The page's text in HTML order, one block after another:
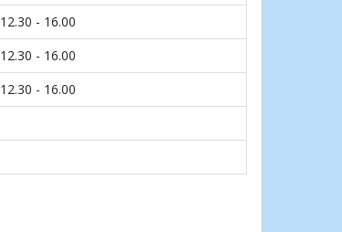
12.30 - 16.00
12.30 - 16.00
12.30 - 16.00